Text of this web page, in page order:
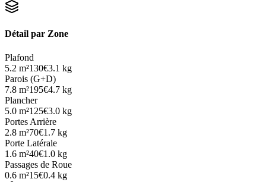
Détail par Zone
Plafond
5.2 m²130€3.1 kg
Parois (G+D)
7.8 m²195€4.7 kg
Plancher
5.0 m²125€3.0 kg
Portes Arrière
2.8 m²70€1.7 kg
Porte Latérale
1.6 m²40€1.0 kg
Passages de Roue
0.6 m²15€0.4 kg